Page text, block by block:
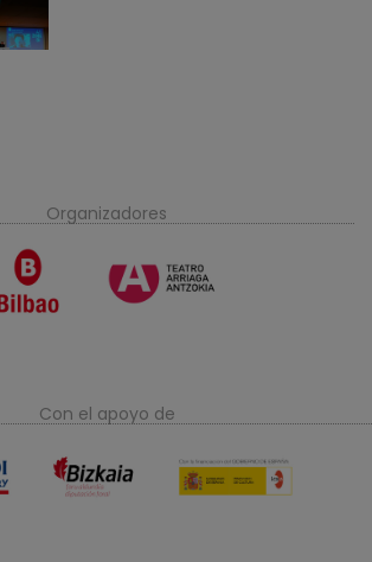
Organizadores
Con el apoyo de